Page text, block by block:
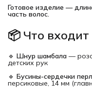
Готовое изделие —
часть волос.
📦 Что
🔹 Шнур шамбала —
детских рук
🔹 Бусины-сердечки
персиковые, 14 мм